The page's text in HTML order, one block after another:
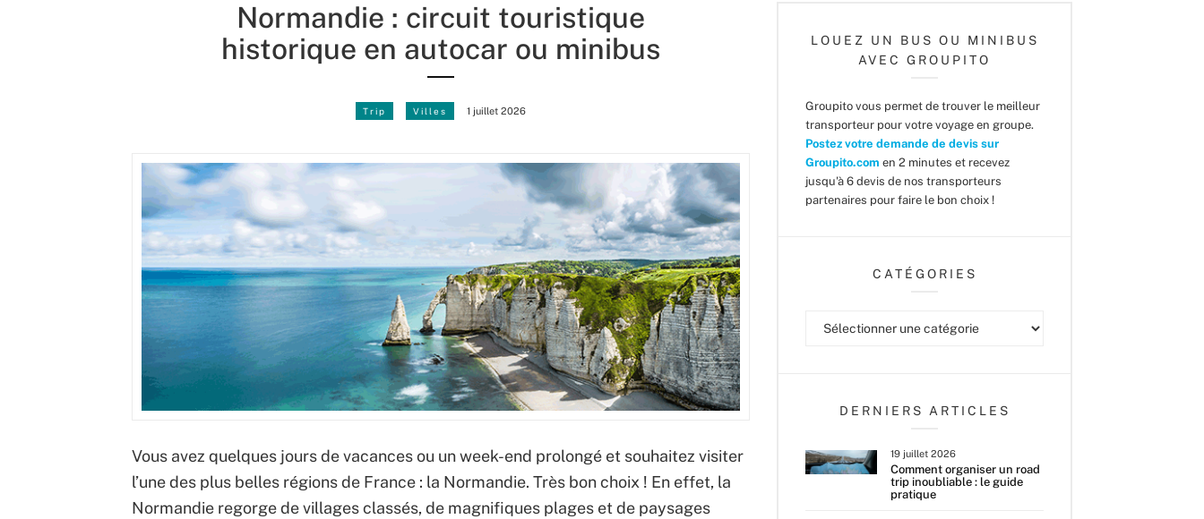
Normandie : circuit touristique
historique en autocar ou minibus
Trip Villes 1 juillet 2026
Vous avez quelques jours de vacances ou un week-end prolongé et souhaitez visiter
l’une des plus belles régions de France : la Normandie. Très bon choix ! En effet, la
Normandie regorge de villages classés, de magnifiques plages et de paysages
LOUEZ UN BUS OU MINIBUS
AVEC GROUPITO
Groupito vous permet de trouver le meilleur
transporteur pour votre voyage en groupe.
Postez votre demande de devis sur
Groupito.com en 2 minutes et recevez
jusqu'à 6 devis de nos transporteurs
partenaires pour faire le bon choix !
CATÉGORIES
DERNIERS ARTICLES
19 juillet 2026
Comment organiser un road
trip inoubliable : le guide
pratique